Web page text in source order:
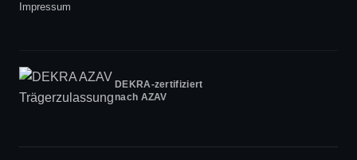
Impressum
DEKRA-zertifiziert
nach AZAV